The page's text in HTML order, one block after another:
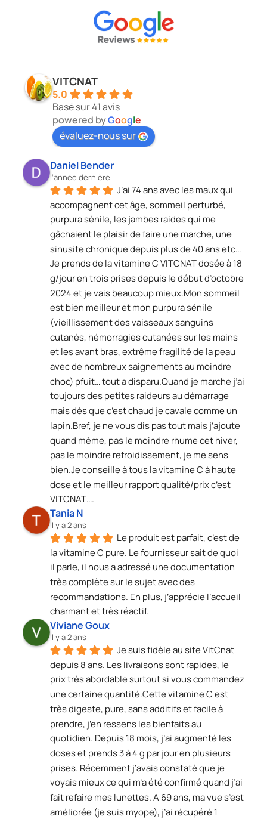
VITCNAT
5.0
Basé sur 41 avis
powered byGoogle
évaluez-nous sur
Daniel Bender
l’année dernière
J’ai 74 ans avec les maux qui
accompagnent cet âge, sommeil perturbé,
purpura sénile, les jambes raides qui me
gâchaient le plaisir de faire une marche, une
sinusite chronique depuis plus de 40 ans etc…
Je prends de la vitamine C VITCNAT dosée à 18
g/jour en trois prises depuis le début d’octobre
2024 et je vais beaucoup mieux.Mon sommeil
est bien meilleur et mon purpura sénile
(vieillissement des vaisseaux sanguins
cutanés, hémorragies cutanées sur les mains
et les avant bras, extrême fragilité de la peau
avec de nombreux saignements au moindre
choc) pfuit… tout a disparu.Quand je marche j’ai
toujours des petites raideurs au démarrage
mais dès que c’est chaud je cavale comme un
lapin.Bref, je ne vous dis pas tout mais j’ajoute
quand même, pas le moindre rhume cet hiver,
pas le moindre refroidissement, je me sens
bien.Je conseille à tous la vitamine C à haute
dose et le meilleur rapport qualité/prix c’est
VITCNAT….
Tania N
il y a 2 ans
Le produit est parfait, c’est de
la vitamine C pure. Le fournisseur sait de quoi
il parle, il nous a adressé une documentation
très complète sur le sujet avec des
recommandations. En plus, j’apprécie l’accueil
charmant et très réactif.
Viviane Goux
il y a 2 ans
Je suis fidèle au site VitCnat
depuis 8 ans. Les livraisons sont rapides, le
prix très abordable surtout si vous commandez
une certaine quantité.Cette vitamine C est
très digeste, pure, sans additifs et facile à
prendre, j’en ressens les bienfaits au
quotidien. Depuis 18 mois, j’ai augmenté les
doses et prends 3 à 4 g par jour en plusieurs
prises. Récemment j’avais constaté que je
voyais mieux ce qui m’a été confirmé quand j’ai
fait refaire mes lunettes. A 69 ans, ma vue s’est
améliorée (je suis myope), j’ai récupéré 1